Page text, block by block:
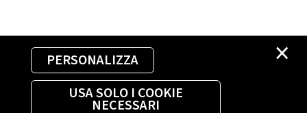
×
PERSONALIZZA
USA SOLO I COOKIE
NECESSARI